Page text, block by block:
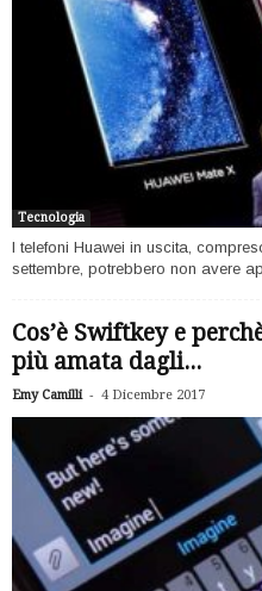
Tecnologia
I telefoni Huawei in uscita,
settembre, potrebbero non avere
Cos’è Swiftkey e
più amata dagli...
Emy Camilli - 4 Dicembre 2017